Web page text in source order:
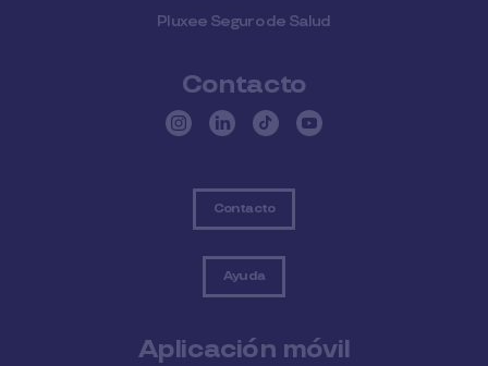
Pluxee Seguro de Salud
Contacto
Contacto
Ayuda
Aplicación móvil